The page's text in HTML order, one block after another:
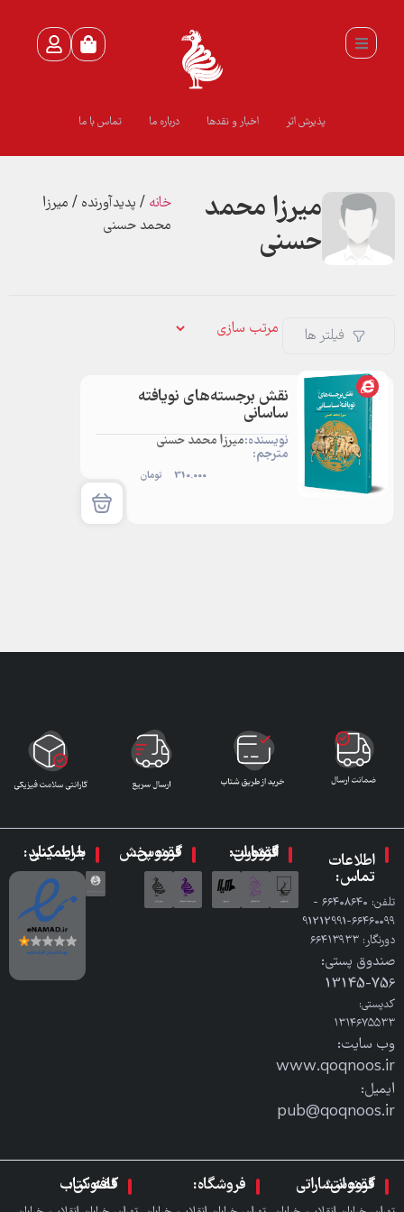
پذیرش اثر اخبار و نقدها درباره ما تماس با ما
میرزا محمد
حسنی
خانه / پدیدآورنده / میرزا
محمد حسنی
فیلتر ها
نقش برجسته‌های نویافته
ساسانی
نویسنده:میرزا محمد حسنی
مترجم:
310.000 تومان
اطلاعات
تماس:
تلفن: ٦٦٤٠٨٦٤٠ -
٦٦٤٦٠٠٩٩-91212991
دورنگار: ٦٦٤١٣٩٣٣
صندوق پستی:
756-13145
کدپستی:
۱۳۱۴۶۷۵۵۳۳
وب سایت:
www.qoqnoos.ir
ایمیل:
pub@qoqnoos.ir
گروه انتشارات ققنوس: گروه پخش ققنوس: با اطمینان خرید کنید:
گروه انتشاراتی ققنوس: فروشگاه: کافه کتاب ققنوس: